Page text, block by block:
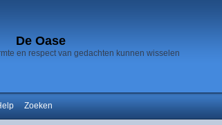
De Oase
en respect van gedachten kunnen wisselen
Zoeken